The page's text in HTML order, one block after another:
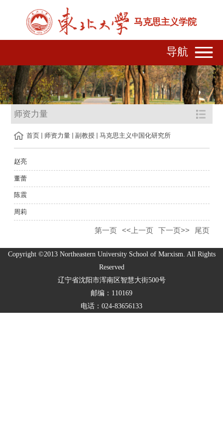
马克思主义学院
导航
师资力量
首页 师资力量 副教授 马克思主义中国化研究所
赵亮
董蕾
陈震
周莉
第一页 <<上一页 下一页>> 尾页
Copyright ©2013 Northeastern University School of Marxism. All Rights
Reserved
辽宁省沈阳市浑南区智慧大街500号
邮编：110169
电话：024-83656133